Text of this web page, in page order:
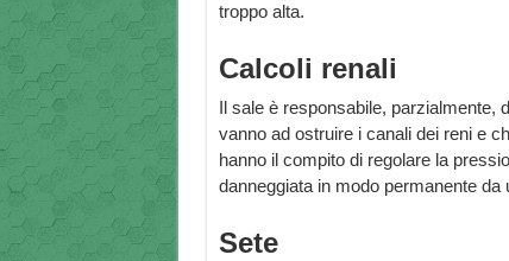
troppo alta.
Calcoli renali
Il sale è responsabile, parzialmente,
vanno ad ostruire i canali dei reni e
hanno il compito di regolare la
danneggiata in modo permanente da
Sete